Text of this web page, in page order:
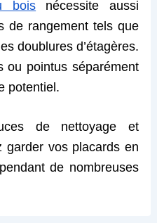
bois nécessite aussi
de rangement tels que
doublures d’étagères.
ou pointus séparément
potentiel.
de nettoyage et
garder vos placards en
de nombreuses